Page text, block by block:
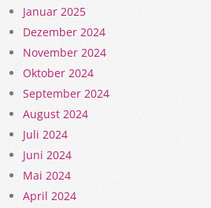
Januar 2025
Dezember 2024
November 2024
Oktober 2024
September 2024
August 2024
Juli 2024
Juni 2024
Mai 2024
April 2024